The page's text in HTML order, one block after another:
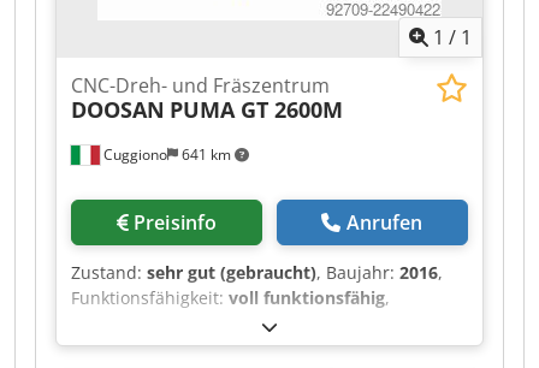
Achsen-Drehmaschine mit CNC-Steuerung Fanuc
1 / 1
Cuggiono 641 km
CNC-Dreh- und Fräszentrum
DOOSAN PUMA GT 2600M
Preisinfo Anrufen
Zustand: sehr gut (gebraucht), Baujahr: 2016,
Funktionsfähigkeit: voll funktionsfähig,
, Drehdurchmesser:
mm, Leistung des Spindelmotors:18 W,